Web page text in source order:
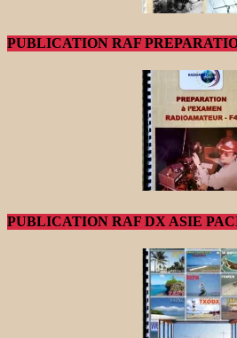
PUBLICATION RAF
PUBLICATION RAF DX ASIE